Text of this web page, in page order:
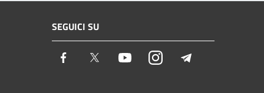
SEGUICI SU
Facebook Twitter YoutubeInstagram